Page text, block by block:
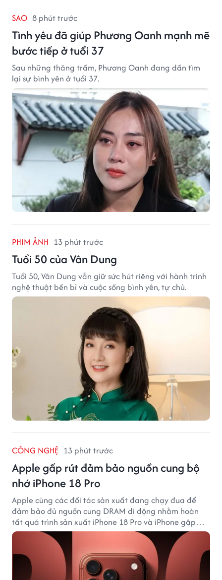
SAO 8 phút trước
Tình yêu đã giúp Phương Oanh mạnh mẽ
bước tiếp ở tuổi 37
Sau những thăng trầm, Phương Oanh đang dần tìm
lại sự bình yên ở tuổi 37.
PHIM ẢNH 13 phút trước
Tuổi 50 của Vân Dung
Tuổi 50, Vân Dung vẫn giữ sức hút riêng với hành trình
nghệ thuật bền bỉ và cuộc sống bình yên, tự chủ.
CÔNG NGHỆ 13 phút trước
Apple gấp rút đảm bảo nguồn cung bộ
nhớ iPhone 18 Pro
Apple cùng các đối tác sản xuất đang chạy đua để
đảm bảo đủ nguồn cung DRAM di động nhằm hoàn
tất quá trình sản xuất iPhone 18 Pro và iPhone gập
đầu tiên.